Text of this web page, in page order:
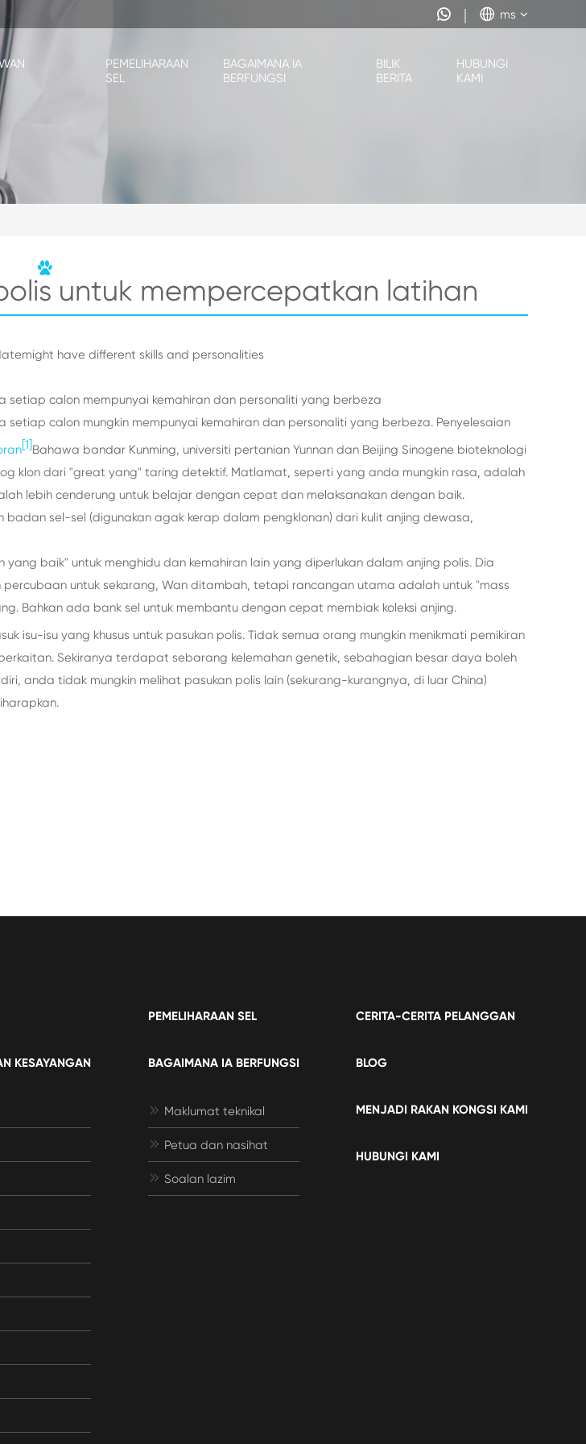
  ms
PEMELIHARAAN
SEL
BAGAIMANA IA
BERFUNGSI
BILIK
BERITA
HUBUNGI
KAMI
untuk mempercepatkan latihan
calon mempunyai kemahiran dan personaliti yang berbeza
calon mungkin mempunyai kemahiran dan personaliti yang berbeza. Penyelesaian
[1]Bahawa bandar Kunming, universiti pertanian Yunnan dan Beijing Sinogene bioteknologi
klon dari "great yang" taring detektif. Matlamat, seperti yang anda mungkin rasa, adalah
lebih cenderung untuk belajar dengan cepat dan melaksanakan dengan baik.
sel-sel (digunakan agak kerap dalam pengklonan) dari kulit anjing dewasa,
baik" untuk menghidu dan kemahiran lain yang diperlukan dalam anjing polis. Dia
untuk sekarang, Wan ditambah, tetapi rancangan utama adalah untuk "mass
Bahkan ada bank sel untuk membantu dengan cepat membiak koleksi anjing.
isu-isu yang khusus untuk pasukan polis. Tidak semua orang mungkin menikmati pemikiran
Sekiranya terdapat sebarang kelemahan genetik, sebahagian besar daya boleh
anda tidak mungkin melihat pasukan polis lain (sekurang-kurangnya, di luar China)
KESAYANGAN
PEMELIHARAAN SEL
BAGAIMANA IA BERFUNGSI
 Maklumat teknikal
 Petua dan nasihat
 Soalan lazim
CERITA-CERITA PELANGGAN
BLOG
MENJADI RAKAN KONGSI KAMI
HUBUNGI KAMI